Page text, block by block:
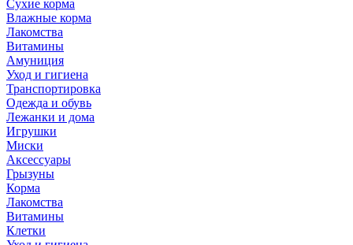
Сухие корма
Влажные корма
Лакомства
Витамины
Амуниция
Уход и гигиена
Транспортировка
Одежда и обувь
Лежанки и дома
Игрушки
Миски
Аксессуары
Грызуны
Корма
Лакомства
Витамины
Клетки